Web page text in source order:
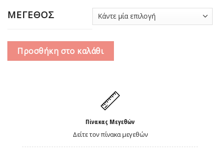
ΜΕΓΕΘΟΣ
Προσθήκη στο καλάθι
Πίνακας Μεγεθών
Δείτε τον πίνακα μεγεθών